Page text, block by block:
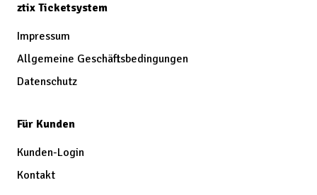
ztix Ticketsystem
Impressum
Allgemeine Geschäftsbedingungen
Datenschutz
Für Kunden
Kunden-Login
Kontakt